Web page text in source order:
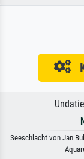
Seeschlacht von Jan